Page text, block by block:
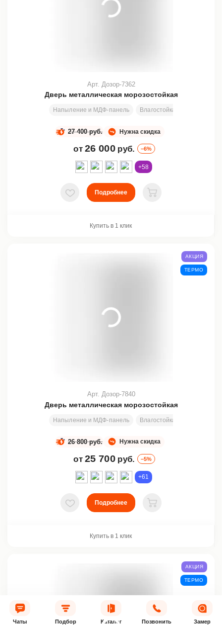
Дверь металлическая морозостойкая
Напыление и МДФ-панель Влагостойкая фанера +
Арт. Дозор-7362
Нужна скидка
27 400 руб.
от 26 000 руб. –6%
+58
В избранное
Подробнее
В корзину
Купить в 1 клик
Дверь металлическая морозостойкая
Напыление и МДФ-панель Влагостойкая фанера +
Арт. Дозор-7840
Нужна скидка
26 800 руб.
от 25 700 руб. –5%
АКЦИЯ
ТЕРМО
+61
В избранное
Подробнее
В корзину
Купить в 1 клик
АКЦИЯ
ТЕРМО
Чаты Подбор Каталог Позвонить Замер